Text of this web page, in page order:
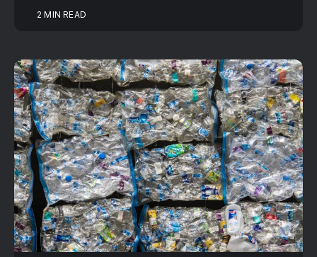
2 MIN READ